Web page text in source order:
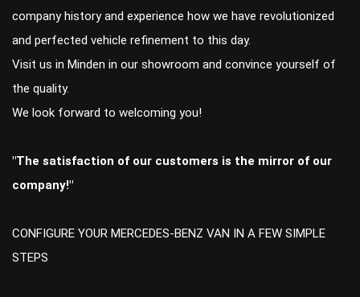
company history and experience how we have revolutionized
and perfected vehicle refinement to this day.
Visit us in Minden in our showroom and convince yourself of
the quality.
We look forward to welcoming you!
"The satisfaction of our customers is the mirror of our
company!"
CONFIGURE YOUR MERCEDES-BENZ VAN IN A FEW SIMPLE
STEPS